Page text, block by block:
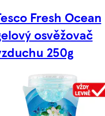
Fresh Ocean
osvěžovač
250g